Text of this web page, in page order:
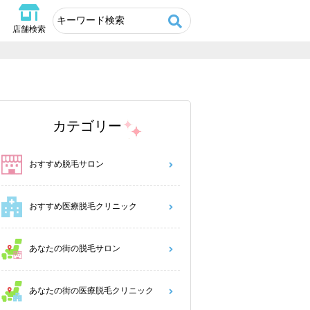
店舗検索
カテゴリー
おすすめ脱毛サロン
おすすめ医療脱毛クリニック
あなたの街の脱毛サロン
あなたの街の医療脱毛クリニック